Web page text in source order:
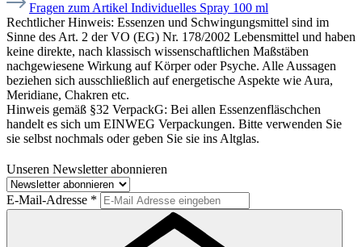
Fragen zum Artikel Individuelles Spray 100 ml
Rechtlicher Hinweis: Essenzen und Schwingungsmittel sind im
Sinne des Art. 2 der VO (EG) Nr. 178/2002 Lebensmittel und haben
keine direkte, nach klassisch wissenschaftlichen Maßstäben
nachgewiesene Wirkung auf Körper oder Psyche. Alle Aussagen
beziehen sich ausschließlich auf energetische Aspekte wie Aura,
Meridiane, Chakren etc.
Hinweis gemäß §32 VerpackG: Bei allen Essenzenfläschchen
handelt es sich um EINWEG Verpackungen. Bitte verwenden Sie
sie selbst nochmals oder geben Sie sie ins Altglas.
Unseren Newsletter abonnieren
E-Mail-Adresse *